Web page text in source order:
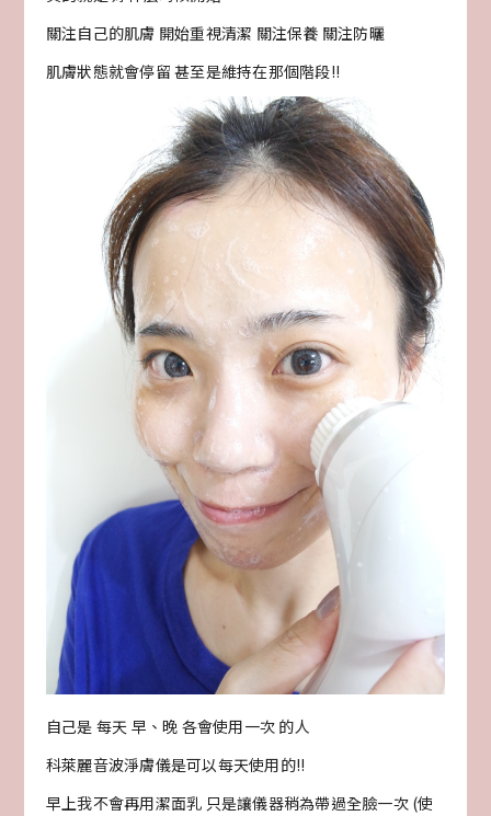
關注自己的肌膚 開始重視清潔 關注保養 關注防曬
肌膚狀態就會停留 甚至是維持在那個階段!!
自己是 每天 早、晚 各會使用一次 的人
科萊麗音波淨膚儀是可以每天使用的!!
早上我不會再用潔面乳 只是讓儀器稍為帶過全臉一次 (使